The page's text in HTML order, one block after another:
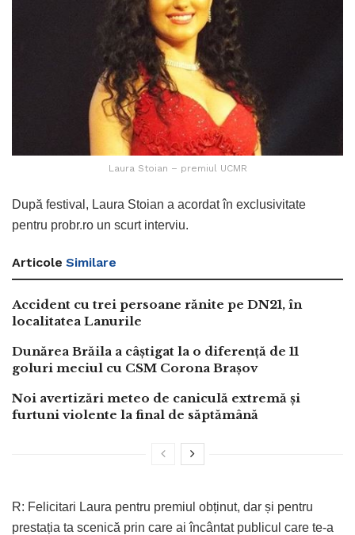
Laura Stoian – premiul UCMR
După festival, Laura Stoian a acordat în exclusivitate
pentru probr.ro un scurt interviu.
Articole Similare
Accident cu trei persoane rănite pe DN21, în
localitatea Lanurile
Dunărea Brăila a câștigat la o diferență de 11
goluri meciul cu CSM Corona Brașov
Noi avertizări meteo de caniculă extremă și
furtuni violente la final de săptămână
R: Felicitari Laura pentru premiul obținut, dar și pentru
prestația ta scenică prin care ai încântat publicul care te-a